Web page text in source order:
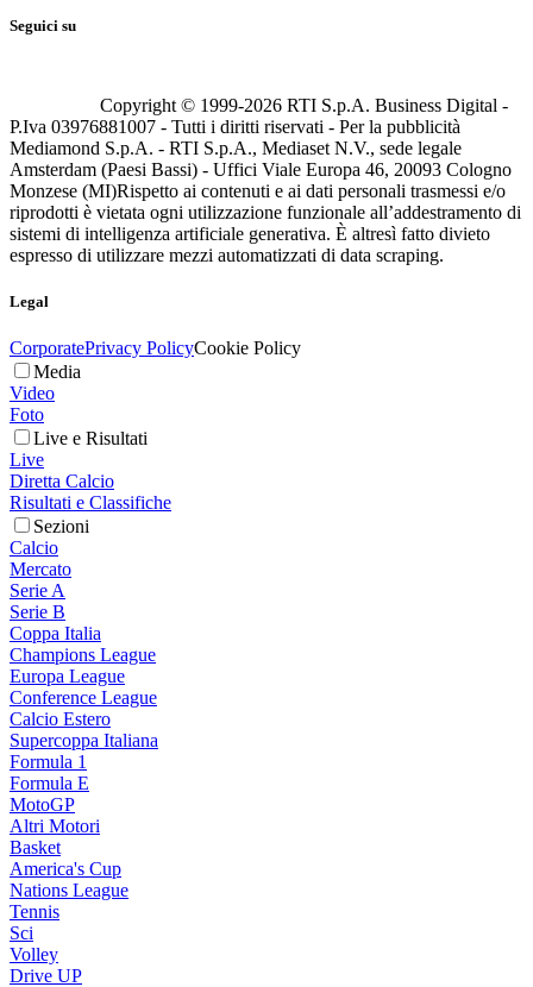
Seguici su
Copyright © 1999-2026 RTI S.p.A. Business Digital -
P.Iva 03976881007 - Tutti i diritti riservati - Per la pubblicità
Mediamond S.p.A. - RTI S.p.A., Mediaset N.V., sede legale
Amsterdam (Paesi Bassi) - Uffici Viale Europa 46, 20093 Cologno
Monzese (MI)Rispetto ai contenuti e ai dati personali trasmessi e/o
riprodotti è vietata ogni utilizzazione funzionale all’addestramento di
sistemi di intelligenza artificiale generativa. È altresì fatto divieto
espresso di utilizzare mezzi automatizzati di data scraping.
Legal
CorporatePrivacy PolicyCookie Policy
Media
Video
Foto
Live e Risultati
Live
Diretta Calcio
Risultati e Classifiche
Sezioni
Calcio
Mercato
Serie A
Serie B
Coppa Italia
Champions League
Europa League
Conference League
Calcio Estero
Supercoppa Italiana
Formula 1
Formula E
MotoGP
Altri Motori
Basket
America's Cup
Nations League
Tennis
Sci
Volley
Drive UP